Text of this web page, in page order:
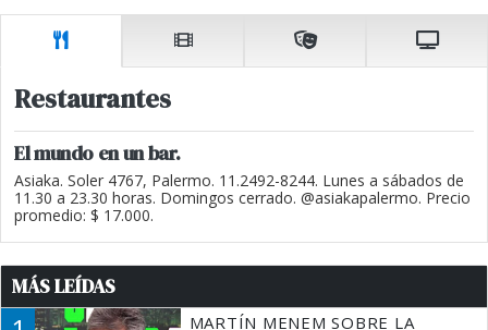
Restaurantes
El mundo en un bar.
Asiaka. Soler 4767, Palermo. 11.2492-8244. Lunes a sábados de
11.30 a 23.30 horas. Domingos cerrado. @asiakapalermo. Precio
promedio: $ 17.000.
MÁS LEÍDAS
MARTÍN MENEM SOBRE LA